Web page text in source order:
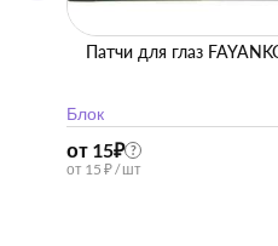
Патчи для глаз
Блок
от 15₽ ?
от 15 ₽ / шт